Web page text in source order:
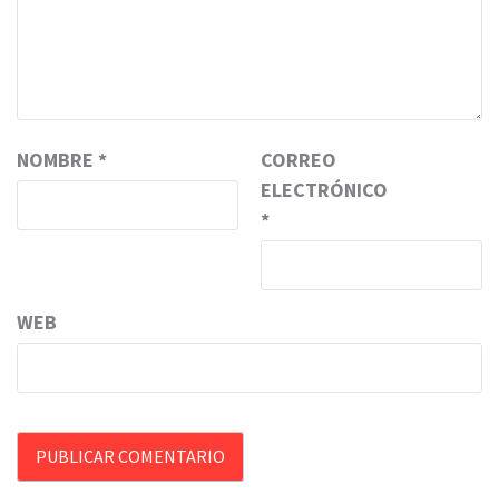
NOMBRE *
CORREO
ELECTRÓNICO
*
WEB